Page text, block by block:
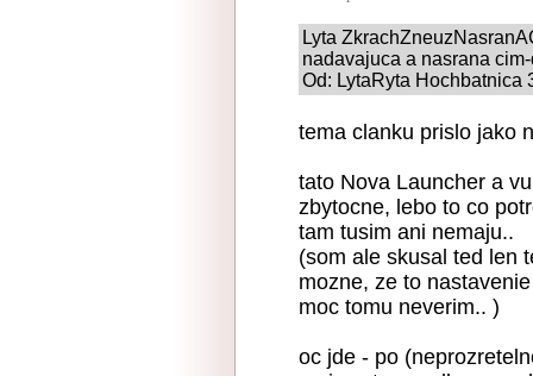
Lyta
nadavajuca a nasrana
Od: LytaRyta Hochbatnica
tema clanku prislo jako
tato Nova Launcher a
zbytocne, lebo to co
tam tusim ani nemaju..
(som ale skusal ted len
mozne, ze to
moc tomu neverim.. )
oc jde - po